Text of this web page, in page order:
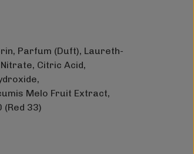
Parfum (Duft), Laureth-
Citric Acid,
Melo Fruit Extract,
33)